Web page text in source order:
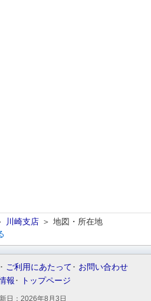
川崎支店
地図・所在地
ご利用にあたって
お問い合わせ
報
トップページ
日： 2026年8月3日